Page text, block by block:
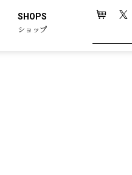
SHOPS
ショップ